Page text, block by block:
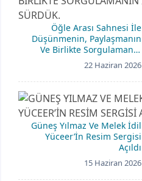
Öğle Arası Sahnesi İle
Düşünmenin, Paylaşmanın
Ve Birlikte Sorgulamanın
İzini Sürdük.
22 Haziran 2026
Güneş Yılmaz Ve Melek İdil
Yüceer’İn Resim Sergisi
Açıldı
15 Haziran 2026